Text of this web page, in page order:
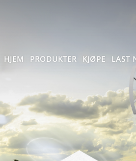
HJEM PRODUKTER KJØPE LAST